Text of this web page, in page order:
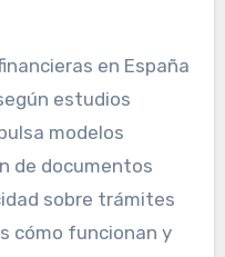
en España
estudios
modelos
de documentos
sobre trámites
cómo funcionan y